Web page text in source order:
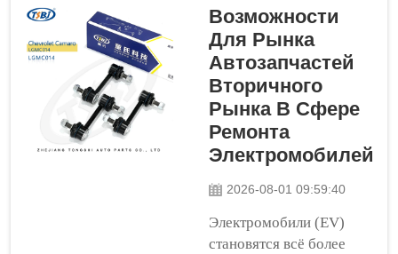
важных деталей
возникает
множество
JOINTS
используются в
автомобилях и
станках для
обеспечения
Если при их
производстве
Возможности
Для Рынка
Автозапчастей
Вторичного
Рынка В Сфере
Ремонта
Электромобилей
2026-08-01 09:59:40
Электромобили (EV)
становятся всё более